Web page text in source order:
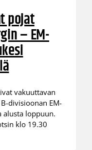
pojat
– EM-
vakuuttavan
divisioonan EM-
alusta loppuun.
klo 19.30